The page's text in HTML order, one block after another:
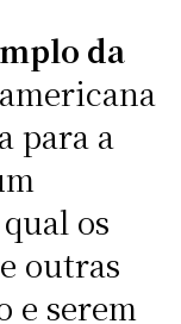
da
para a
os
outras
e serem